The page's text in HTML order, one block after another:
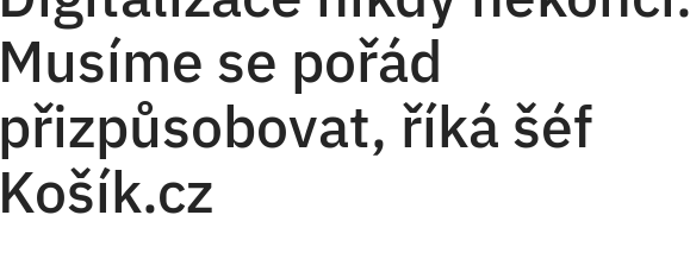
Musíme se pořád
přizpůsobovat, říká šéf
Košík.cz